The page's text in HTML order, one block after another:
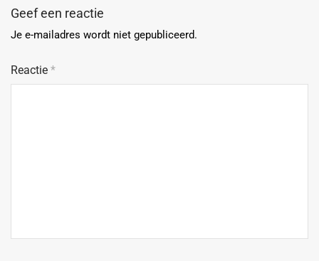
Geef een reactie
Je e-mailadres wordt niet gepubliceerd.
Reactie *